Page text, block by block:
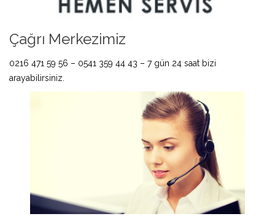
Çağrı Merkezimiz
0216 471 59 56 – 0541 359 44 43 – 7 gün 24 saat bizi
arayabilirsiniz.